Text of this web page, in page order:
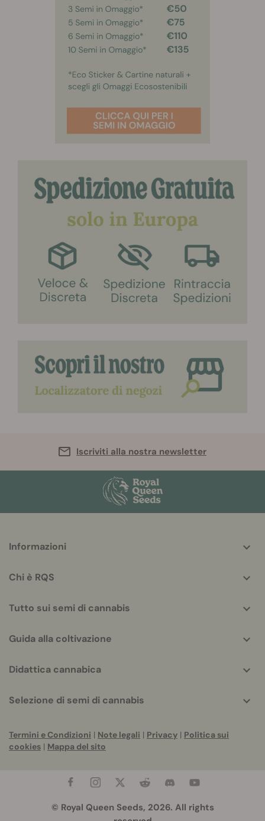
Iscriviti alla nostra newsletter
helpful
Informazioni
Chi è RQS
Tutto sui semi di cannabis
Guida alla coltivazione
Didattica cannabica
Selezione di semi di cannabis
Termini e Condizioni | Note legali | Privacy | Politica sui
cookies | Mappa del sito
© Royal Queen Seeds, 2026. All rights